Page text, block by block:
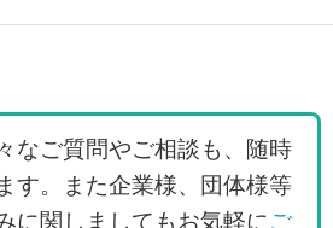
なご質問やご相談も、随時
す。また企業様、団体様等
に関しましてもお気軽にご